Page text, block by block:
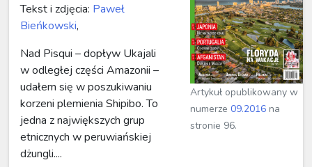
Tekst i zdjęcia: Paweł
Bieńkowski,
Nad Pisqui – dopływ Ukajali
w odległej części Amazonii –
udałem się w poszukiwaniu
korzeni plemienia Shipibo. To
jedna z największych grup
etnicznych w peruwiańskiej
dżungli....
Artykuł opublikowany w
numerze09.2016 na
stronie 96.